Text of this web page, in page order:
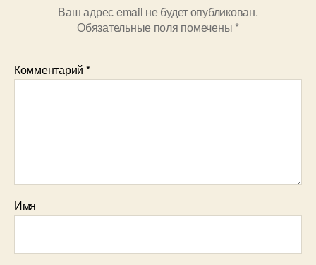
Ваш адрес email не будет опубликован.
Обязательные поля помечены *
Комментарий *
Имя